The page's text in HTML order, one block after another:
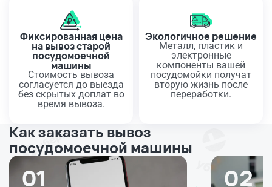
Фиксированная цена
на вывоз старой
посудомоечной
машины
Стоимость вывоза
согласуется до выезда
без скрытых доплат во
время вывоза.
Экологичное решение
Металл, пластик и
электронные
компоненты вашей
посудомойки получат
вторую жизнь после
переработки.
Как заказать вывоз
посудомоечной машины
01 02